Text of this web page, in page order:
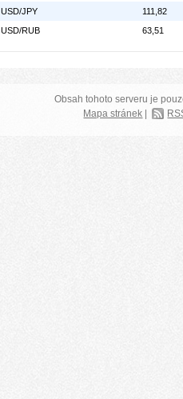
USD/JPY
111,82
USD/RUB
63,51
Obsah tohoto serveru je
Mapa stránek